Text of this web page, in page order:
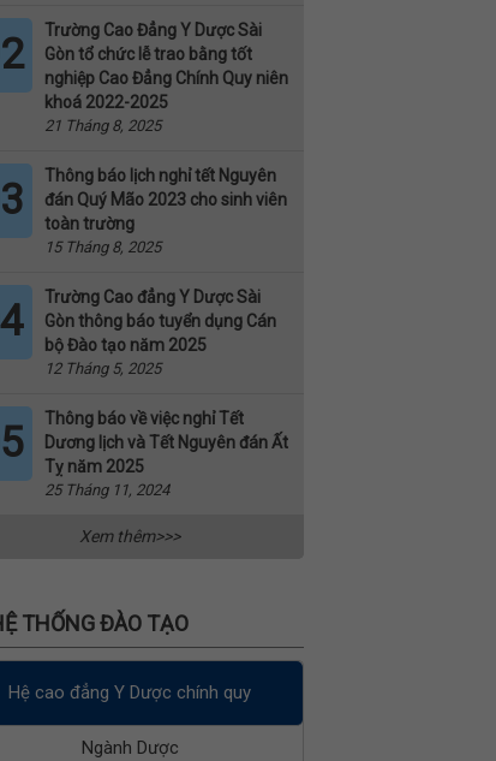
Trường Cao Đẳng Y Dược Sài
Gòn tổ chức lễ trao bằng tốt
nghiệp Cao Đẳng Chính Quy niên
khoá 2022-2025
21 Tháng 8, 2025
Thông báo lịch nghỉ tết Nguyên
đán Quý Mão 2023 cho sinh viên
toàn trường
15 Tháng 8, 2025
Trường Cao đẳng Y Dược Sài
Gòn thông báo tuyển dụng Cán
bộ Đào tạo năm 2025
12 Tháng 5, 2025
Thông báo về việc nghỉ Tết
Dương lịch và Tết Nguyên đán Ất
Tỵ năm 2025
25 Tháng 11, 2024
Xem thêm>>>
THỐNG ĐÀO TẠO
Hệ cao đẳng Y Dược chính quy
Ngành Dược